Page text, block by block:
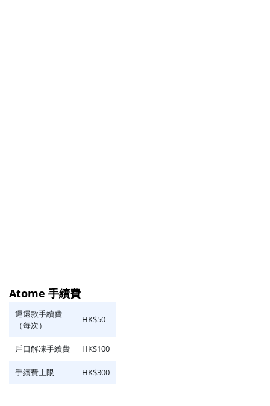
Atome 手續費
遲還款手續費
（每次）
HK$50
戶口解凍手續費 HK$100
手續費上限 HK$300